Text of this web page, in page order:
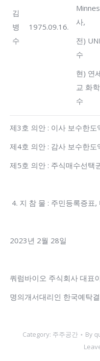
김
병
수
1975.09.16.
사,
전)
수
현) 연
교 화
수
제3호 의안 : 이사 보수한도
제4호 의안 : 감사 보수한도
제5호 의안 : 주식매수선택
지 참 물 : 주민등록증표
2023년 2월 28일
쿼럼바이오 주식회사 대표
명의개서대리인 한국예탁
Category: 주주공간 By